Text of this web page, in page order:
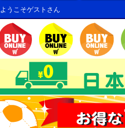
ようこそゲストさん